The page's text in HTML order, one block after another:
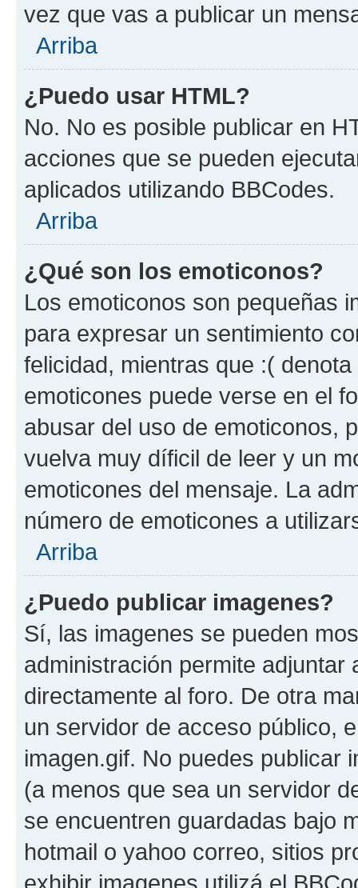
vez que vas a publicar un
Arriba
¿Puedo usar HTML?
No. No es posible publicar en
acciones que se pueden
aplicados utilizando BBCodes.
Arriba
¿Qué son los emoticonos?
Los emoticonos son pequeñas
para expresar un sentimiento
felicidad, mientras que :(
emoticones puede verse en el
abusar del uso de emoticonos,
vuelva muy díficil de leer y un
emoticones del mensaje. La
número de emoticones a
Arriba
¿Puedo publicar imagenes?
Sí, las imagenes se pueden
administración permite
directamente al foro. De otra
un servidor de acceso público,
imagen.gif. No puedes publicar
(a menos que sea un servidor
se encuentren guardadas bajo
hotmail o yahoo correo, sitios